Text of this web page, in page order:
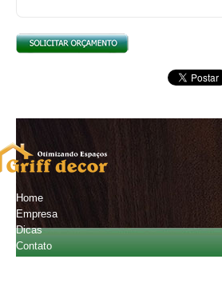
Home
Empresa
Dicas
Contato